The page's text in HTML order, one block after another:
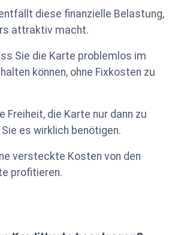
diese finanzielle Belastung,
attraktiv macht.
Sie die Karte problemlos im
können, ohne Fixkosten zu
Freiheit, die Karte nur dann zu
es wirklich benötigen.
versteckte Kosten von den
profitieren.